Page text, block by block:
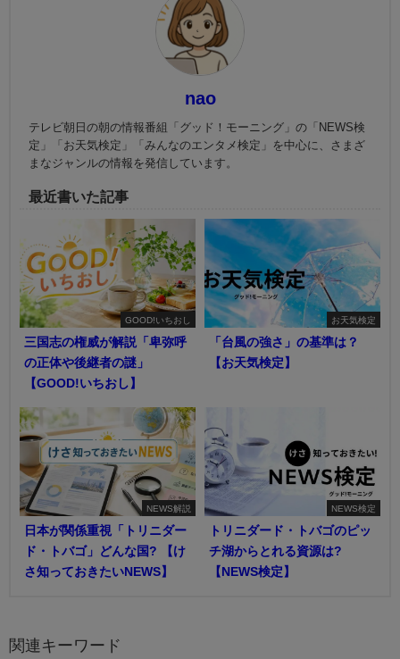
nao
テレビ朝日の朝の情報番組「グッド！モーニング」の「NEWS検
定」「お天気検定」「みんなのエンタメ検定」を中心に、さまざ
まなジャンルの情報を発信しています。
最近書いた記事
GOOD!いちおし
三国志の権威が解説「卑弥呼
の正体や後継者の謎」
【GOOD!いちおし】
お天気検定
「台風の強さ」の基準は？
【お天気検定】
NEWS解説
日本が関係重視「トリニダー
ド・トバゴ」どんな国? 【け
さ知っておきたいNEWS】
NEWS検定
トリニダード・トバゴのピッ
チ湖からとれる資源は?
【NEWS検定】
関連キーワード